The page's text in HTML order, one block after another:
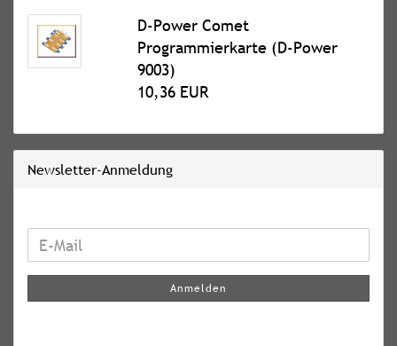
D-Power Comet
Programmierkarte (D-Power
9003)
10,36 EUR
Newsletter-Anmeldung
WEITER
ZUR
ANMELDUNG
E-
Anmelden